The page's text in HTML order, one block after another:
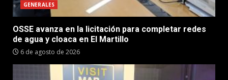
GENERALES
OSSE avanza en la licitación para completar redes
de agua y cloaca en El Martillo
6 de agosto de 2026